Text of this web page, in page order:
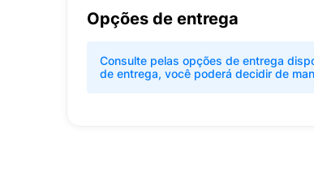
Opções de entrega
Consulte pelas opções de entrega
de entrega, você poderá decidir de